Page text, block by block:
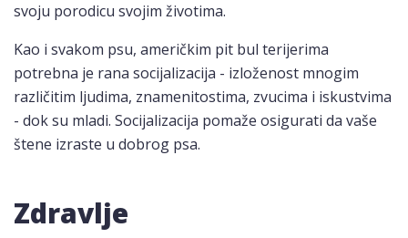
svoju porodicu svojim životima.
Kao i svakom psu, američkim pit bul terijerima
potrebna je rana socijalizacija - izloženost mnogim
različitim ljudima, znamenitostima, zvucima i iskustvima
- dok su mladi. Socijalizacija pomaže osigurati da vaše
štene izraste u dobrog psa.
Zdravlje